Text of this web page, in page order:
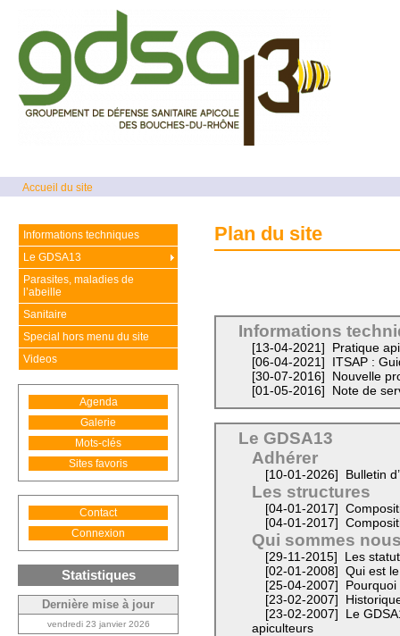
Accueil du site
Plan du site
Informations
[13-04-2021]
Pratique
[06-04-2021]
ITSAP :
[30-07-2016]
Nouvelle
[01-05-2016]
Note de
Le GDSA13
Adhérer
[10-01-2026] Bulletin
Les structures
[04-01-2017]
[04-01-2017]
Qui sommes
[29-11-2015]
Les
[02-01-2008]
Qui est
[25-04-2007]
[23-02-2007]
[23-02-2007]
Le
apiculteurs
Informations techniques
Le GDSA13
Parasites, maladies de
l’abeille
Sanitaire
Special hors menu du site
Videos
Agenda
Galerie
Mots-clés
Sites favoris
Contact
Connexion
Statistiques
Dernière mise à jour
vendredi 23 janvier 2026